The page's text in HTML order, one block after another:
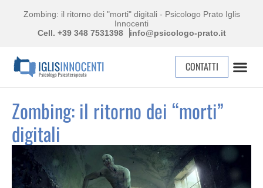
Zombing: il ritorno dei "morti" digitali - Psicologo Prato Iglis
Innocenti
Cell. +39 348 7531398
info@psicologo-prato.it
CONTATTI
Zombing: il ritorno dei “morti”
digitali